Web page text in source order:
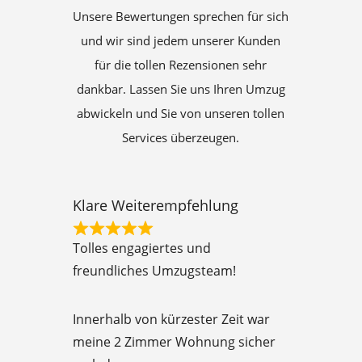
Unsere Bewertungen sprechen für sich
und wir sind jedem unserer Kunden
für die tollen Rezensionen sehr
dankbar. Lassen Sie uns Ihren Umzug
abwickeln und Sie von unseren tollen
Services überzeugen.
Klare Weiterempfehlung
R
a
d
5
Tolles engagiertes und
freundliches Umzugsteam!
Innerhalb von kürzester Zeit war
meine 2 Zimmer Wohnung sicher